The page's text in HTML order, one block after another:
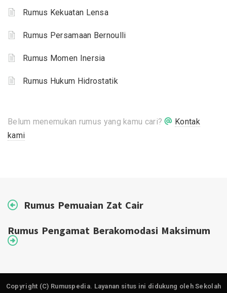
Rumus Kekuatan Lensa
Rumus Persamaan Bernoulli
Rumus Momen Inersia
Rumus Hukum Hidrostatik
Belum menemukan rumus yang kamu cari?
Kontak
kami
Rumus Pemuaian Zat Cair
Rumus Pengamat Berakomodasi Maksimum
Copyright (C) Rumuspedia. Layanan situs ini didukung oleh Sekolah